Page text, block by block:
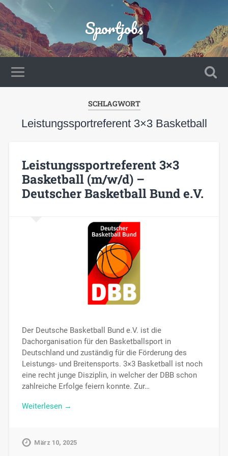
Sportjobs
SCHLAGWORT
Leistungssportreferent 3×3 Basketball
Leistungssportreferent 3×3
Basketball (m/w/d) –
Deutscher Basketball Bund e.V.
Der Deutsche Basketball Bund e.V. ist die
Dachorganisation für den Basketballsport in
Deutschland und zuständig für die Förderung des
Leistungs- und Breitensports. 3×3 Basketball ist noch
eine recht junge Disziplin, in welcher der DBB schon
zahlreiche Erfolge feiern konnte. Zur…
Weiterlesen →
März 10, 2025